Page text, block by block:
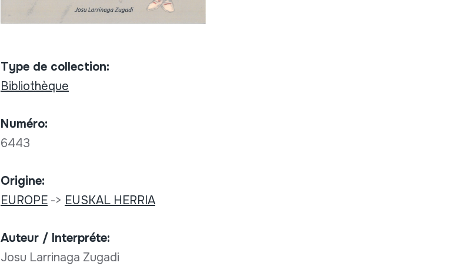
Type de collection:
Bibliothèque
Numéro:
6443
Origine:
EUROPE-> EUSKAL HERRIA
Auteur / Interpréte:
Josu Larrinaga Zugadi